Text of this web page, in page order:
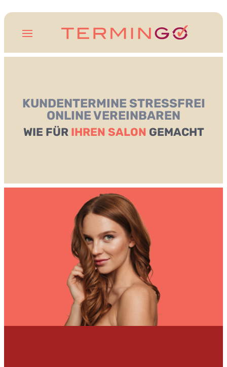
KUNDENTERMINE STRESSFREI
ONLINE VEREINBAREN
WIE FÜR IHREN SALON GEMACHT